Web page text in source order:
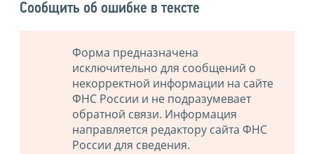
Сообщить об ошибке в тексте
Форма предназначена
исключительно для сообщений о
некорректной информации на сайте
ФНС России и не подразумевает
обратной связи. Информация
направляется редактору сайта ФНС
России для сведения.